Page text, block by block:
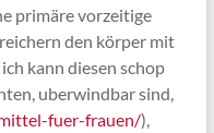
primäre vorzeitige
den körper mit
kann diesen schop
uberwindbar sind,
fuer-frauen/),